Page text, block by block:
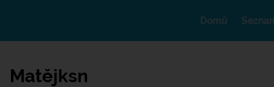
Domů
Matějksn